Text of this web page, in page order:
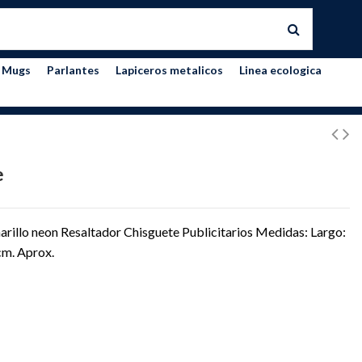
Mugs Parlantes Lapiceros metalicos Linea ecologica
neon Resaltador Chisguete Publicitarios Medidas: Largo:
Aprox.